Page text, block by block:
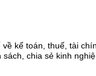
kế toán, thuế, tài
chia sẻ kinh